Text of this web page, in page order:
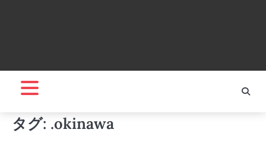
タグ: .okinawa